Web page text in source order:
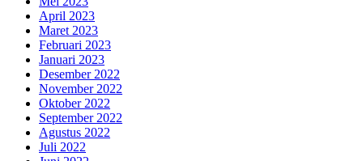
April 2023
Maret 2023
Februari 2023
Januari 2023
Desember 2022
November 2022
Oktober 2022
September 2022
Agustus 2022
Juli 2022